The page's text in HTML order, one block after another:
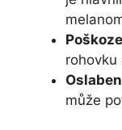
rohovku
může